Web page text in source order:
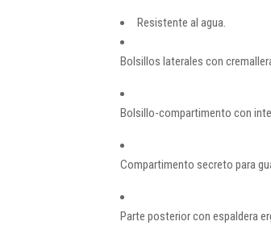
Resistente al agua.
Bolsillos laterales con
Bolsillo-compartimento con
Compartimento secreto para
Parte posterior con espaldera